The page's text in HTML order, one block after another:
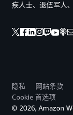
疾人士、退伍军人
隐私 网站条款
Cookie 首选项
© 2026, Amazon